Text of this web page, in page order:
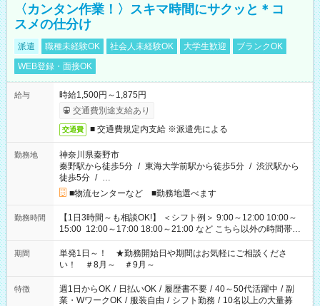
〈カンタン作業！〉スキマ時間にサクッと＊コ
スメの仕分け
派遣 職種未経験OK 社会人未経験OK 大学生歓迎
ブランクOK
WEB登録・面接OK
給与
時給1,500円～1,875円
交通費別途支給あり
交通費 ■ 交通費規定内支給 ※派遣先による
勤務地
神奈川県秦野市
秦野駅から徒歩5分 / 東海大学前駅から徒歩5分 / 渋沢駅から
徒歩5分 / …
■物流センターなど ■勤務地選べます
勤務時間
【1日3時間～も相談OK!】 ＜シフト例＞ 9:00～12:00 10:00～
15:00 12:00～17:00 18:00～21:00 など こちら以外の時間帯も
お気軽にご相談ください！
期間
単発1日～！ ★勤務開始日や期間はお気軽にご相談くださ
い！ ＃8月～ ＃9月～
特徴 週1日からOK / 日払いOK / 履歴書不要 / 40～50代活躍中 / 副
業・WワークOK / 服装自由 / シフト勤務 / 10名以上の大量募